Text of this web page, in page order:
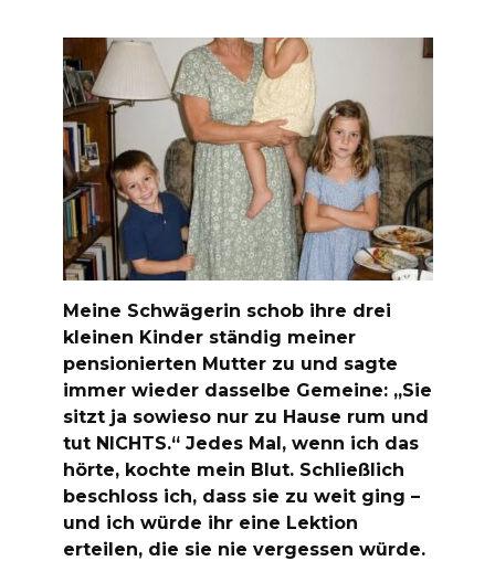
Meine Schwägerin schob ihre drei
kleinen Kinder ständig meiner
pensionierten Mutter zu und sagte
immer wieder dasselbe Gemeine: „Sie
sitzt ja sowieso nur zu Hause rum und
tut NICHTS.“ Jedes Mal, wenn ich das
hörte, kochte mein Blut. Schließlich
beschloss ich, dass sie zu weit ging –
und ich würde ihr eine Lektion
erteilen, die sie nie vergessen würde.